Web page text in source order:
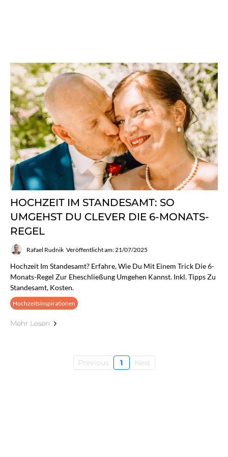
HOCHZEIT IM STANDESAMT: SO
UMGEHST DU CLEVER DIE 6-MONATS-
REGEL
Rafael Rudnik Veröffentlicht am: 21/07/2025
Hochzeit Im Standesamt? Erfahre, Wie Du Mit Einem Trick Die 6-
Monats-Regel Zur Eheschließung Umgehen Kannst. Inkl. Tipps Zu
Standesamt, Kosten.
Hochzeitsinspirationen
Mehr Lesen
Previous 1 Next